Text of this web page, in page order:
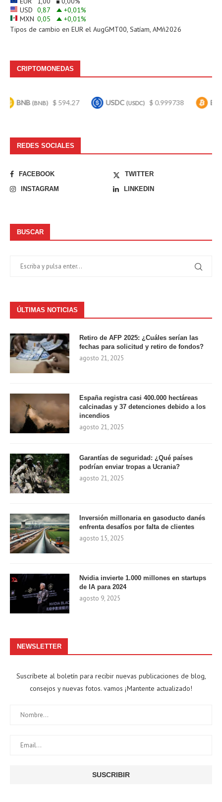
USD 0,87 +0,01%
MXN 0,05 +0,01%
Tipos de cambio en EUR el AugGMT00, Satíam, AMñ2026
CRIPTOMONEDAS
(BNB) $ 594.27 USDC(USDC) $ 0.999738 Bitcoin
REDES SOCIALES
FACEBOOK
TWITTER
INSTAGRAM
LINKEDIN
BUSCAR
ÚLTIMAS NOTICIAS
Retiro de AFP 2025: ¿Cuáles serían las
fechas para solicitud y retiro de fondos?
agosto 21, 2025
España registra casi 400.000 hectáreas
calcinadas y 37 detenciones debido a los
incendios
agosto 21, 2025
Garantías de seguridad: ¿Qué países
podrían enviar tropas a Ucrania?
agosto 21, 2025
Inversión millonaria en gasoducto danés
enfrenta desafíos por falta de clientes
agosto 15, 2025
Nvidia invierte 1.000 millones en startups
de IA para 2024
agosto 9, 2025
NEWSLETTER
Suscríbete al boletín para recibir nuevas publicaciones de blog,
consejos y nuevas fotos. vamos ¡Mantente actualizado!